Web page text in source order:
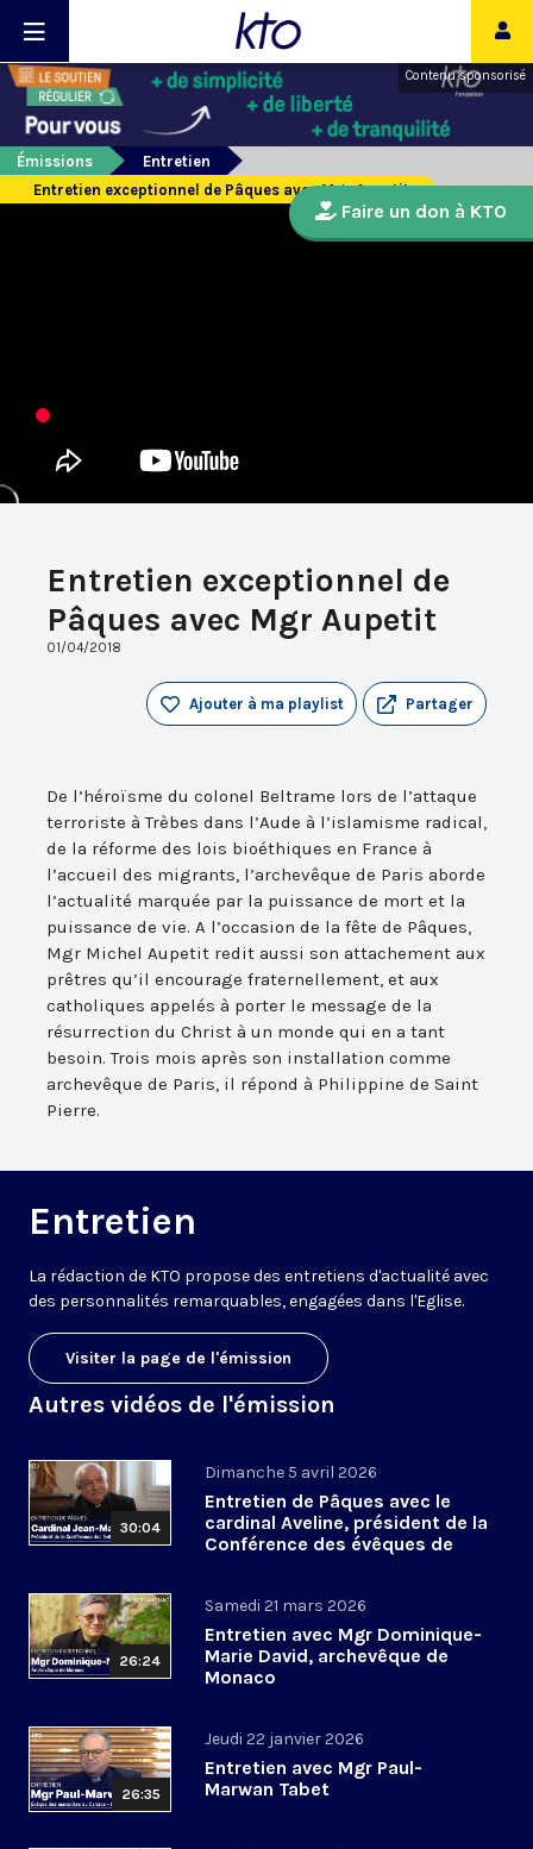
Contenu sponsorisé
Émissions
Entretien
Entretien exceptionnel de Pâques avec Mgr Aupetit
Entretien exceptionnel de
Pâques avec Mgr Aupetit
01/04/2018
Partager
Ajouter à ma playlist
De l’héroïsme du colonel Beltrame lors de l’attaque
terroriste à Trèbes dans l’Aude à l’islamisme radical,
de la réforme des lois bioéthiques en France à
l’accueil des migrants, l’archevêque de Paris aborde
l’actualité marquée par la puissance de mort et la
puissance de vie. A l’occasion de la fête de Pâques,
Mgr Michel Aupetit redit aussi son attachement aux
prêtres qu’il encourage fraternellement, et aux
catholiques appelés à porter le message de la
résurrection du Christ à un monde qui en a tant
besoin. Trois mois après son installation comme
archevêque de Paris, il répond à Philippine de Saint
Pierre.
Entretien
La rédaction de KTO propose des entretiens d'actualité avec
des personnalités remarquables, engagées dans l'Eglise.
Visiter la page de l'émission
Autres vidéos de l'émission
30:04
Dimanche 5 avril 2026
Entretien de Pâques avec le
cardinal Aveline, président de la
Conférence des évêques de
26:24
Samedi 21 mars 2026
Entretien avec Mgr Dominique-
Marie David, archevêque de
Monaco
26:35
Jeudi 22 janvier 2026
Entretien avec Mgr Paul-
Marwan Tabet
Faire un don à KTO